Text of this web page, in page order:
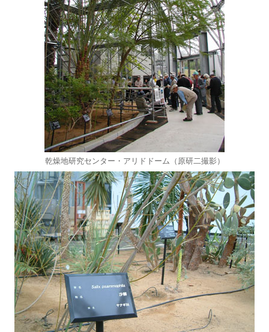
乾燥地研究センター・アリドドーム（原研二撮影）